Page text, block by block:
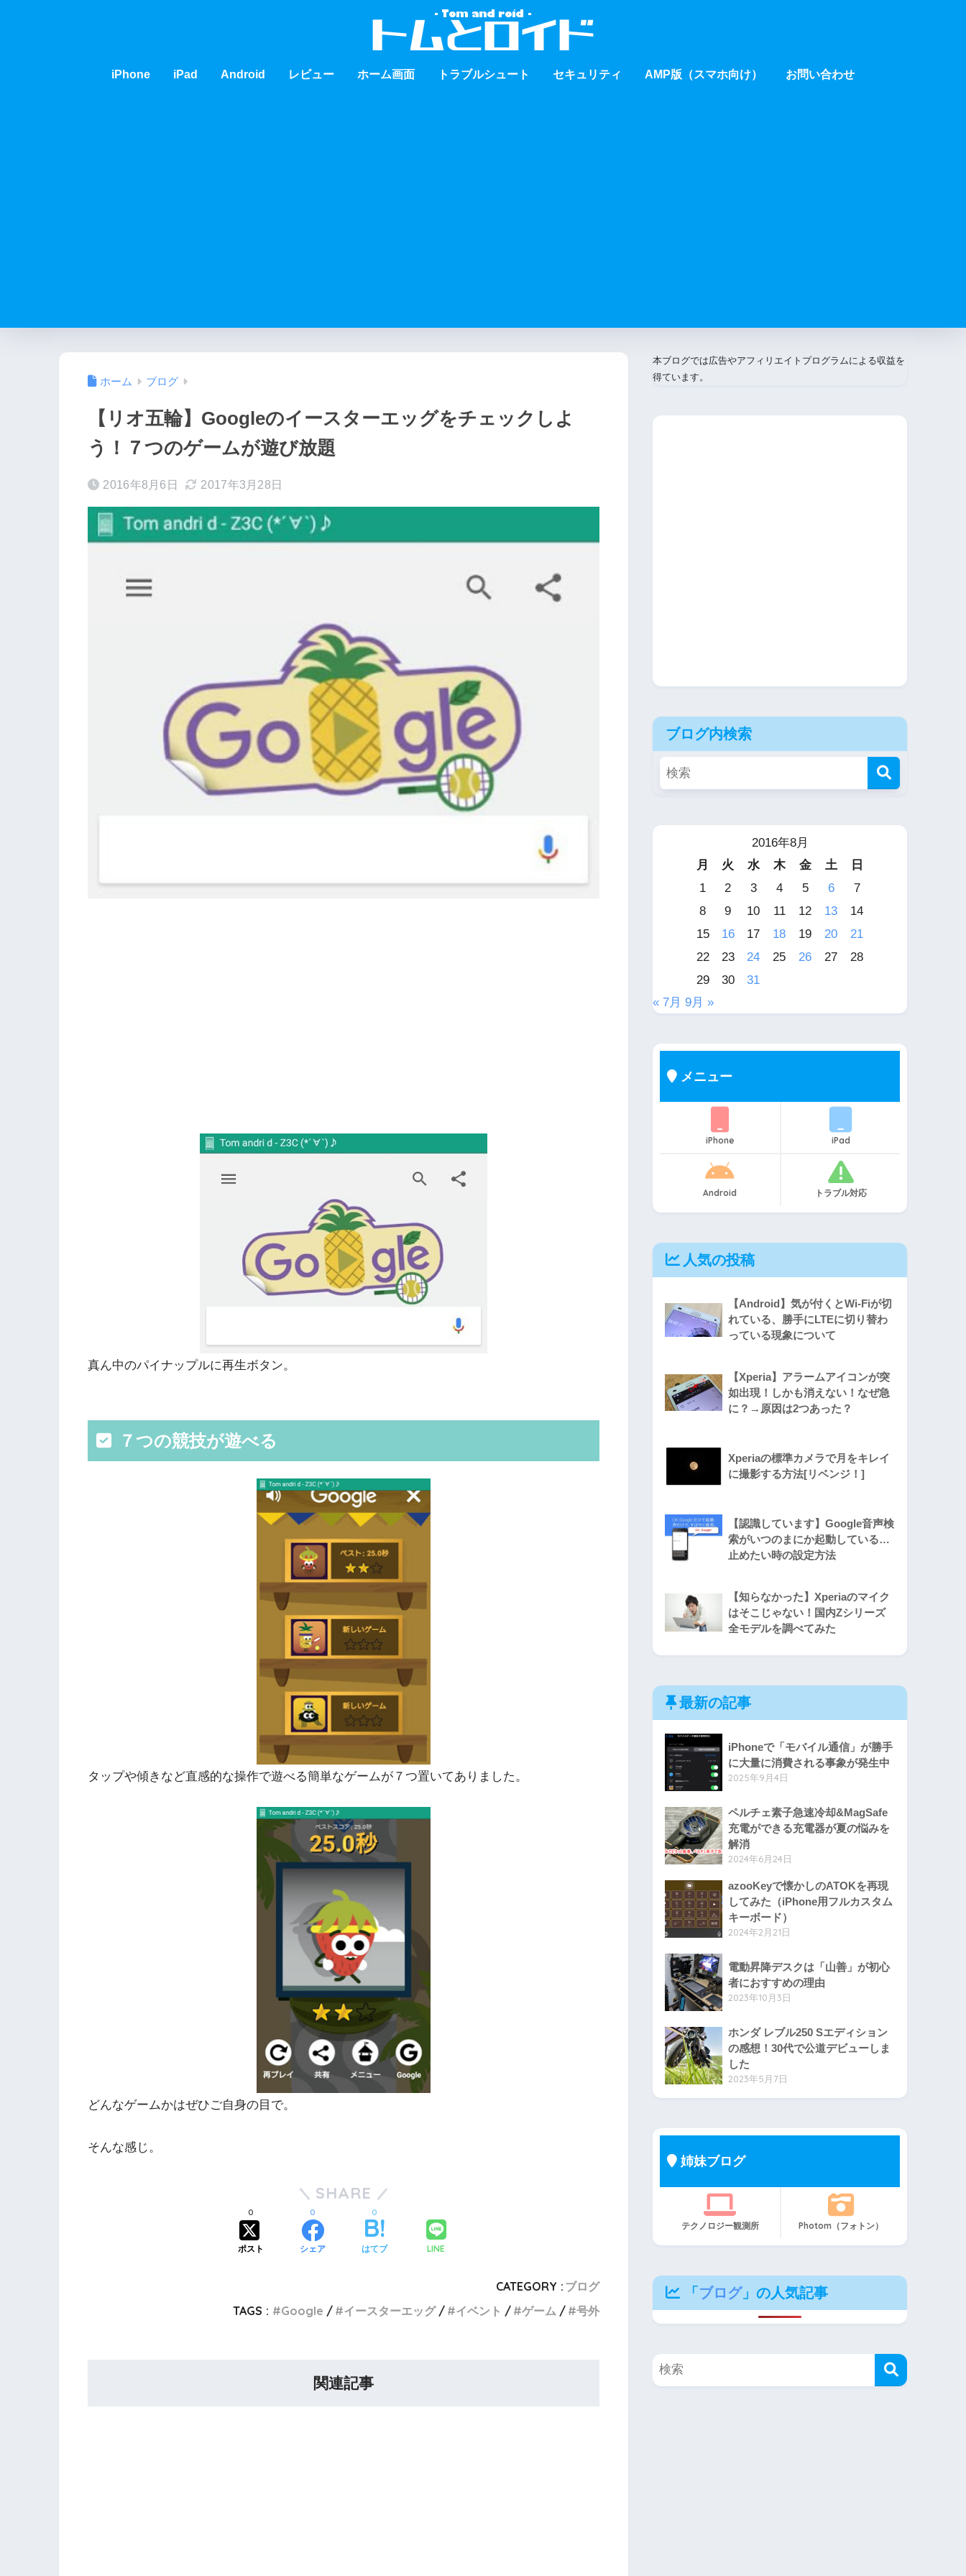
iPhone iPad Android レビュー ホーム画面 トラブルシュート セキュリティ AMP版（スマホ向け） お問い合わせ
ホーム ブログ
【リオ五輪】Googleのイースターエッグをチェックしよ
う！７つのゲームが遊び放題
2016年8月6日 2017年3月28日
真ん中のパイナップルに再生ボタン。
７つの競技が遊べる
タップや傾きなど直感的な操作で遊べる簡単なゲームが７つ置いてありました。
どんなゲームかはぜひご自身の目で。
そんな感じ。
SHARE
ポスト
0
シェア
0
はてブ
0
LINE
CATEGORY : ブログ
TAGS :
Google イースターエッグ イベント ゲーム 号外
関連記事
本ブログでは広告やアフィリエイトプログラムによる収益を
得ています。
ブログ内検索
2016年8月
月
火 水 木 金 土
日
1
2 3 4 5 6
7
8
9 10 11 12 13
14
15
16 17 18 19 20
21
22
23 24 25 26 27
28
29
30
31
« 7月 9月 »
メニュー
iPhone iPad
Android トラブル対応
人気の投稿
【Android】気が付くとWi-Fiが切
れている、勝手にLTEに切り替わ
っている現象について
【Xperia】アラームアイコンが突
如出現！しかも消えない！なぜ急
に？→原因は2つあった？
Xperiaの標準カメラで月をキレイ
に撮影する方法[リベンジ！]
【認識しています】Google音声検
索がいつのまにか起動している…
止めたい時の設定方法
【知らなかった】Xperiaのマイク
はそこじゃない！国内Zシリーズ
全モデルを調べてみた
最新の記事
iPhoneで「モバイル通信」が勝手
に大量に消費される事象が発生中
2025年9月4日
ペルチェ素子急速冷却&MagSafe
充電ができる充電器が夏の悩みを
解消
2024年6月24日
azooKeyで懐かしのATOKを再現
してみた（iPhone用フルカスタム
キーボード）
2024年2月21日
電動昇降デスクは「山善」が初心
者におすすめの理由
2023年10月3日
ホンダ レブル250 Sエディション
の感想！30代で公道デビューしま
した
2023年5月7日
姉妹ブログ
テクノロジー観測所 Photom（フォトン）
「ブログ」の人気記事